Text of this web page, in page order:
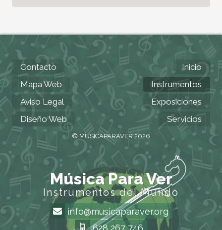
Contacto
Mapa Web
Aviso Legal
Diseño Web
Inicio
Instrumentos
Exposiciones
Servicios
© MUSICAPARAVER 2026
Música Para Ver
Instrumentos del Mundo
info@musicaparaver.org